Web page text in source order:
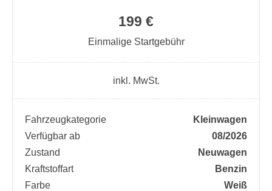
199 €
Einmalige Startgebühr
inkl. MwSt.
Fahrzeugkategorie
Kleinwagen
Verfügbar ab
08/2026
Zustand
Neuwagen
Kraftstoffart
Benzin
Farbe
Weiß